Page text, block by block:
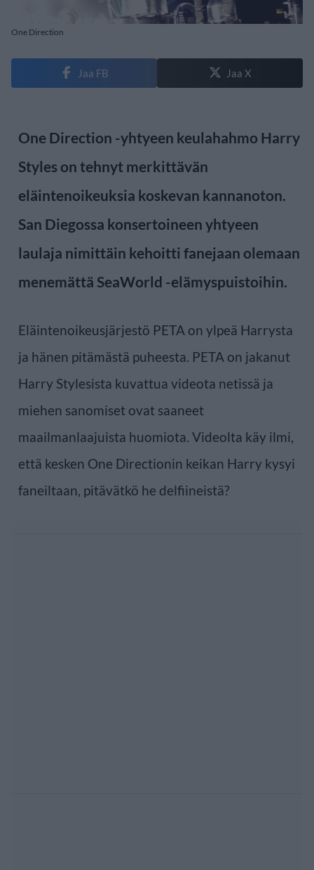
One Direction
Jaa FB Jaa X
One Direction -yhtyeen keulahahmo Harry
Styles on tehnyt merkittävän
eläintenoikeuksia koskevan kannanoton.
San Diegossa konsertoineen yhtyeen
laulaja nimittäin kehoitti fanejaan olemaan
menemättä SeaWorld -elämyspuistoihin.
Eläintenoikeusjärjestö PETA on ylpeä Harrysta
ja hänen pitämästä puheesta. PETA on jakanut
Harry Stylesista kuvattua videota netissä ja
miehen sanomiset ovat saaneet
maailmanlaajuista huomiota. Videolta käy ilmi,
että kesken One Directionin keikan Harry kysyi
faneiltaan, pitävätkö he delfiineistä?